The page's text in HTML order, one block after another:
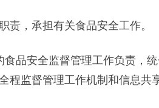
，承担有关食品安全工作。
安全监督管理工作负责，统
程监督管理工作机制和信息共